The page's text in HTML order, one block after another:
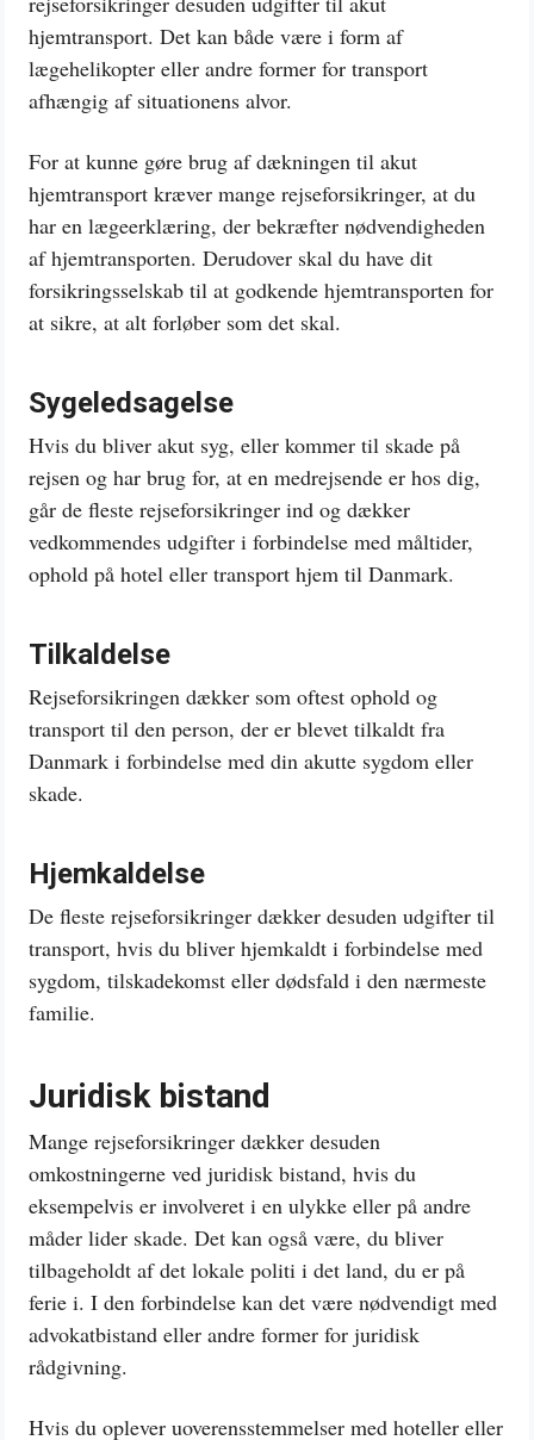
hjemtransport. Det kan både være i form af
lægehelikopter eller andre former for transport
afhængig af situationens alvor.
For at kunne gøre brug af dækningen til akut
hjemtransport kræver mange rejseforsikringer, at du
har en lægeerklæring, der bekræfter nødvendigheden
af hjemtransporten. Derudover skal du have dit
forsikringsselskab til at godkende hjemtransporten for
at sikre, at alt forløber som det skal.
Sygeledsagelse
Hvis du bliver akut syg, eller kommer til skade på
rejsen og har brug for, at en medrejsende er hos dig,
går de fleste rejseforsikringer ind og dækker
vedkommendes udgifter i forbindelse med måltider,
ophold på hotel eller transport hjem til Danmark.
Tilkaldelse
Rejseforsikringen dækker som oftest ophold og
transport til den person, der er blevet tilkaldt fra
Danmark i forbindelse med din akutte sygdom eller
skade.
Hjemkaldelse
De fleste rejseforsikringer dækker desuden udgifter til
transport, hvis du bliver hjemkaldt i forbindelse med
sygdom, tilskadekomst eller dødsfald i den nærmeste
familie.
Juridisk bistand
Mange rejseforsikringer dækker desuden
omkostningerne ved juridisk bistand, hvis du
eksempelvis er involveret i en ulykke eller på andre
måder lider skade. Det kan også være, du bliver
tilbageholdt af det lokale politi i det land, du er på
ferie i. I den forbindelse kan det være nødvendigt med
advokatbistand eller andre former for juridisk
rådgivning.
Hvis du oplever uoverensstemmelser med hoteller eller